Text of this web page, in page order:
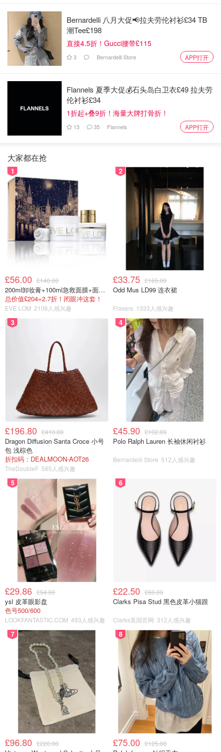
💫4-5 星酒店💫:
Parador 古堡酒店+巴塞市区酒店+马德里市区酒店
走回头路。这个也是我们很看重的，毕竟旅游路线合理，很
💫AVE 高铁💫：这个也是我们最后选定他家的原因，如果
是一般的驱车，大约需要8个小时左右。
贴人，我们最后出行是13人，用的是36座大巴🚌。每个人
都横着坐，很宽敞。
在与旅行社对接上之后，确认行程人数价格之后，签出团协
议，交付$5000 RMB订金（每人），然后在出团前30天左
右交付尾款。
⚠️：这里有个坑，由于我们是异地跟团，旅行社就成团与否
在出团前一个月才告知，所以我们自己买的机票都需要上保
粗花啦！第一天：里斯本✈️🔜🤩
☀️前奏☀️由于我们的直航的是早上6:30抵达，其他的团友们
是晚上9点半才能抵得酒店，所以我们在携程上订了一天的
包车服务，1800RMB，10小时的服务。（小哥人特别
好！）
Bernardelli 八月大促📢拉夫劳伦衬衫£34 TB
潮Tee£198
直接4.5折！Gucci腰带£115
3 Bernardelli Store APP打开
Flannels 夏季大促💰石头岛白卫衣£49 拉夫劳
伦衬衫£34
1折起+叠9折！海量大牌打骨折！
13 35 Flannels APP打开
大家都在抢
1
£56.00 £140.00
200ml卸妆膏+100ml急救面膜+面霜+洁颜布
总价值£204=2.7折！闭眼冲这套！
EVE LOM 2106人感兴趣
2
£33.75 £165.00
Odd Mus LD99 连衣裙
Frasers 1333人感兴趣
3
£196.80 £410.00
Dragon Diffusion Santa Croce 小号
包 浅棕色
折扣码：DEALMOON-AOT26
TheDoubleF 585人感兴趣
4
£45.90 £102.00
Polo Ralph Lauren 长袖休闲衬衫
Bernardelli Store 512人感兴趣
5
£29.86 £54.00
ysl 皮革眼影盘
色号500/600
LOOKFANTASTIC.COM 493人感兴趣
6
£22.50 £60.00
Clarks Pisa Stud 黑色皮革小猫跟
Clarks英国官网 312人感兴趣
7
£96.80 £220.00
8
£75.00 £125.00